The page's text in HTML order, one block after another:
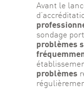
Avant le
sondage
problèmes
problèmes